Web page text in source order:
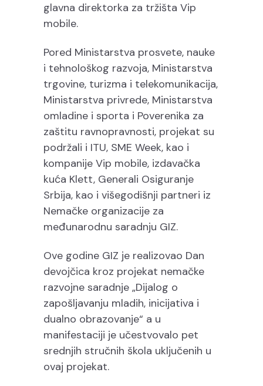
glavna direktorka za tržišta Vip
mobile.
Pored Ministarstva prosvete, nauke
i tehnološkog razvoja, Ministarstva
trgovine, turizma i telekomunikacija,
Ministarstva privrede, Ministarstva
omladine i sporta i Poverenika za
zaštitu ravnopravnosti, projekat su
podržali i ITU, SME Week, kao i
kompanije Vip mobile, izdavačka
kuća Klett, Generali Osiguranje
Srbija, kao i višegodišnji partneri iz
Nemačke organizacije za
međunarodnu saradnju GIZ.
Ove godine GIZ je realizovao Dan
devojčica kroz projekat nemačke
razvojne saradnje „Dijalog o
zapošljavanju mladih, inicijativa i
dualno obrazovanje“ a u
manifestaciji je učestvovalo pet
srednjih stručnih škola uključenih u
ovaj projekat.